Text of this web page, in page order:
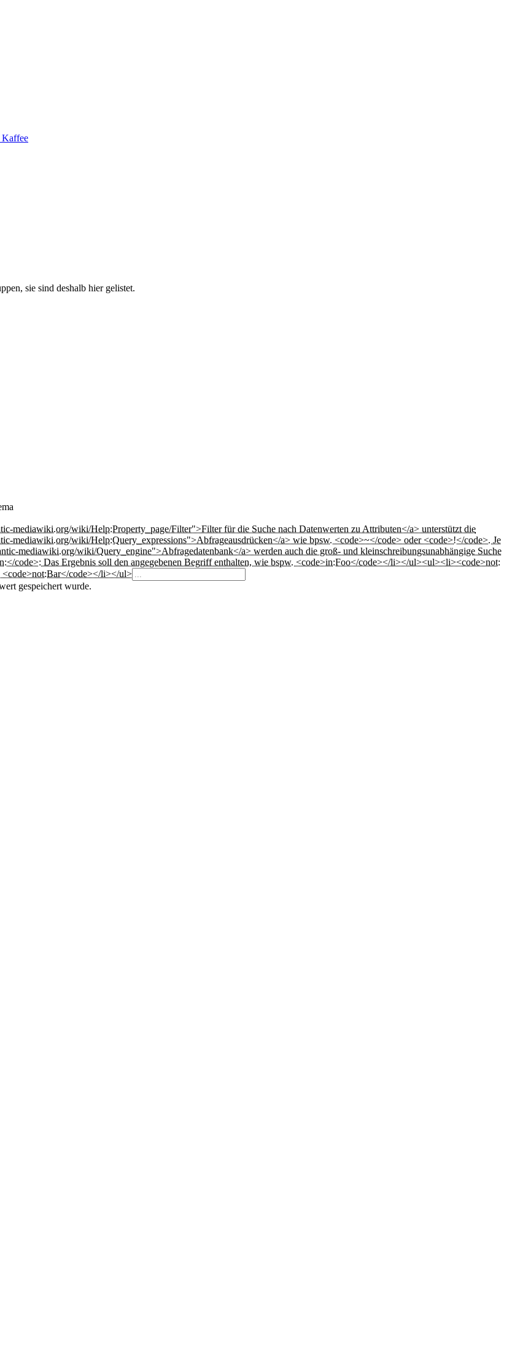
Kaffee
sie sind deshalb hier gelistet.
mediawiki.org/wiki/Help:Property_page/Filter">Filter für die Suche nach Datenwerten zu Attributen</a> unterstützt die
mediawiki.org/wiki/Help:Query_expressions">Abfrageausdrücken</a> wie bpsw. <code>~</code> oder <code>!</code>. Je
mediawiki.org/wiki/Query_engine">Abfragedatenbank</a> werden auch die groß- und kleinschreibungsunabhängige Suche
code>: Das Ergebnis soll den angegebenen Begriff enthalten, wie bspw. <code>in:Foo</code></li></ul><ul><li><code>not:
<code>not:Bar</code></li></ul>
gespeichert wurde.